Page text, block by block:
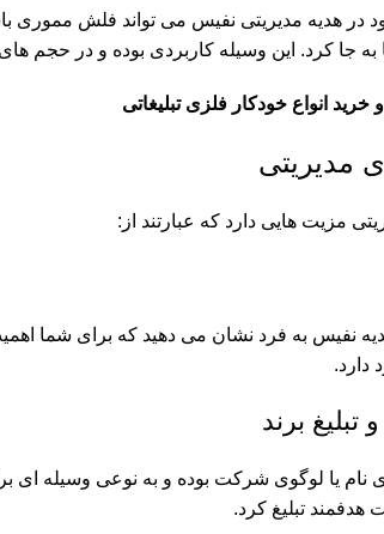
در هدیه مدیریتی نفیس می تواند فلش مموری
به جا کرد. این وسیله کاربردی بوده و در حجم
خرید انواعخودکار فلزی تبلیغاتی
مدیریتی
مزیت هایی دارد که عبارتند از:
نفیس به فرد نشان می دهید که برای شما
دارد.
برند
نام یا لوگوی شرکت بوده و به نوعی وسیله ای
تبلیغ کرد.